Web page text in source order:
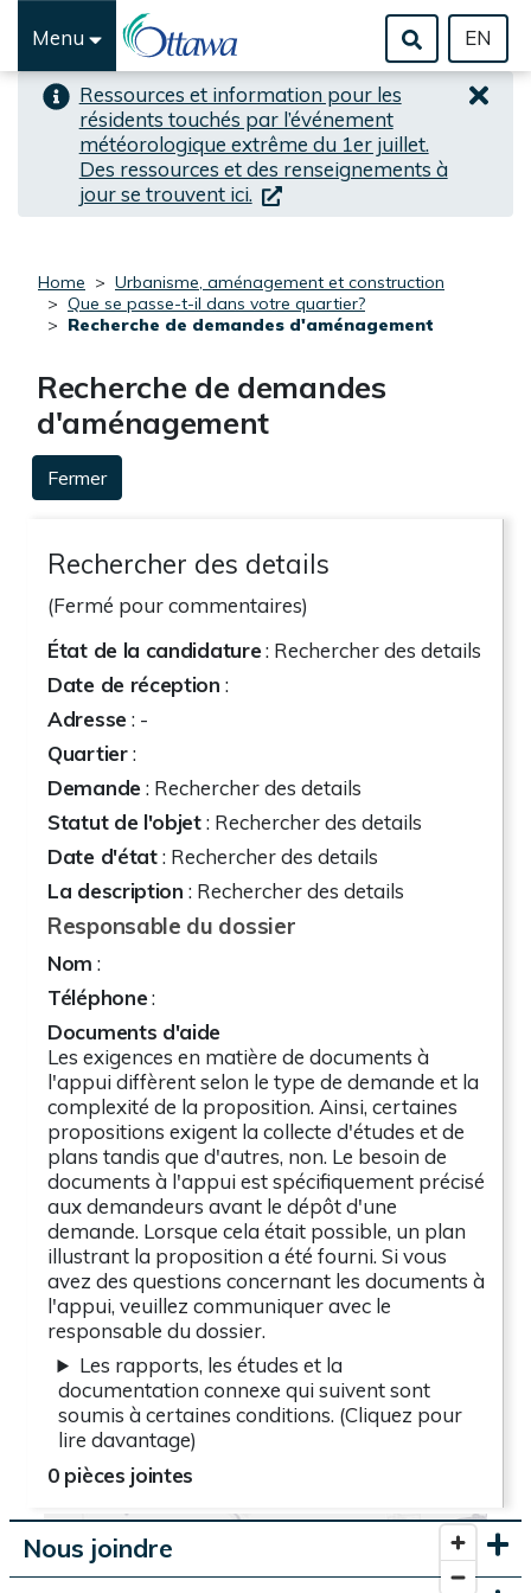
Aller au alerte haute-prioritée
Passer au contenu principal
Menu EN
Ressources et information pour les
résidents touchés par l’événement
météorologique extrême du 1er juillet.
Des ressources et des renseignements à
jour se trouvent ici. (lien externe)
Home
Urbanisme, aménagement et construction
Que se passe-t-il dans votre quartier?
Recherche de demandes d'aménagement
Recherche de demandes
d'aménagement
Fermer
Rechercher des details
(Fermé pour commentaires)
État de la candidature: Rechercher des details
Date de réception :
Adresse : -
Quartier:
Demande : Rechercher des details
Statut de l'objet: Rechercher des details
Date d'état: Rechercher des details
La description : Rechercher des details
Responsable du dossier
Nom :
Téléphone:
Documents d'aide
Les exigences en matière de documents à
l'appui diffèrent selon le type de demande et la
complexité de la proposition. Ainsi, certaines
propositions exigent la collecte d'études et de
plans tandis que d'autres, non. Le besoin de
documents à l'appui est spécifiquement précisé
aux demandeurs avant le dépôt d'une
demande. Lorsque cela était possible, un plan
illustrant la proposition a été fourni. Si vous
avez des questions concernant les documents à
l'appui, veuillez communiquer avec le
responsable du dossier.
Les rapports, les études et la
documentation connexe qui suivent sont
soumis à certaines conditions. (Cliquez pour
lire davantage)
0 pièces jointes
Nous joindre